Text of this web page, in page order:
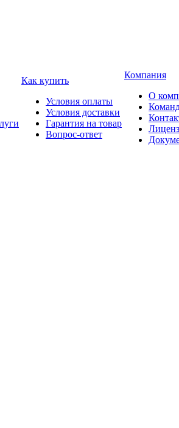
Как купить
Условия оплаты
Условия доставки
Гарантия на товар
Вопрос-ответ
Компания
О